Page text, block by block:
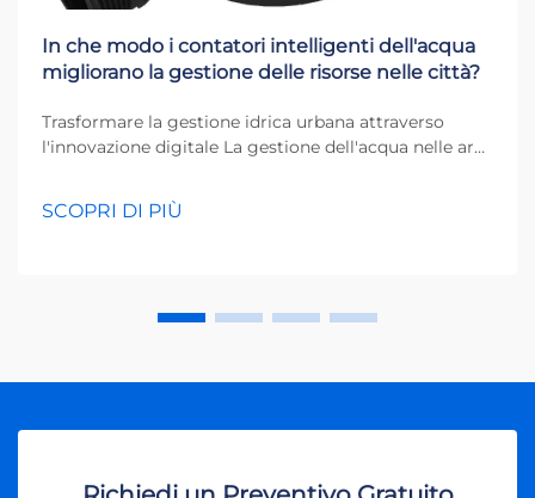
In che modo i contatori intelligenti dell'acqua
migliorano la gestione delle risorse nelle città?
Trasformare la gestione idrica urbana attraverso
l'innovazione digitale La gestione dell'acqua nelle aree
moderna. Con la crescita delle città e i cambiamenti
nei modelli climatici, la necessità di una gestione
SCOPRI DI PIÙ